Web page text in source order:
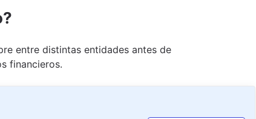
entre distintas entidades antes de
financieros.